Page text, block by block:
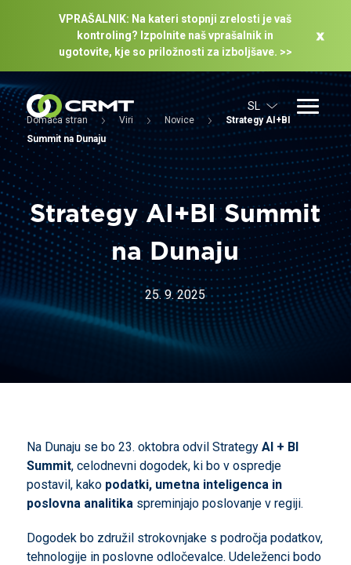
VPRAŠALNIK: Na kateri stopnji zrelosti je vaš
kontroling? Izpolnite naš vprašalnik in
ugotovite, kje so priložnosti za izboljšave. >>
SL
Domača stran Viri Novice
Strategy AI+BI
Summit na Dunaju
Strategy AI+BI Summit
na Dunaju
25. 9. 2025
Na Dunaju se bo 23. oktobra odvil Strategy AI + BI
Summit, celodnevni dogodek, ki bo v ospredje
postavil, kako podatki, umetna inteligenca in
poslovna analitikaspreminjajo poslovanje v regiji.
Dogodek bo združil strokovnjake s področja podatkov,
tehnologije in poslovne odločevalce. Udeleženci bodo